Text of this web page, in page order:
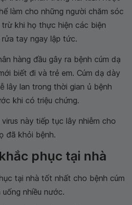
làm cho những người chăm sóc
khi họ thực hiện các biện
tay ngay lập tức.
hàng đầu gây ra bệnh cúm dạ
biết đi và trẻ em. Cúm dạ dày
lây lan trong thời gian ủ bệnh
khi có triệu chứng.
này tiếp tục lây nhiễm cho
đã khỏi bệnh.
phục tại nhà
tại nhà tốt nhất cho bệnh cúm
nhiều nước.